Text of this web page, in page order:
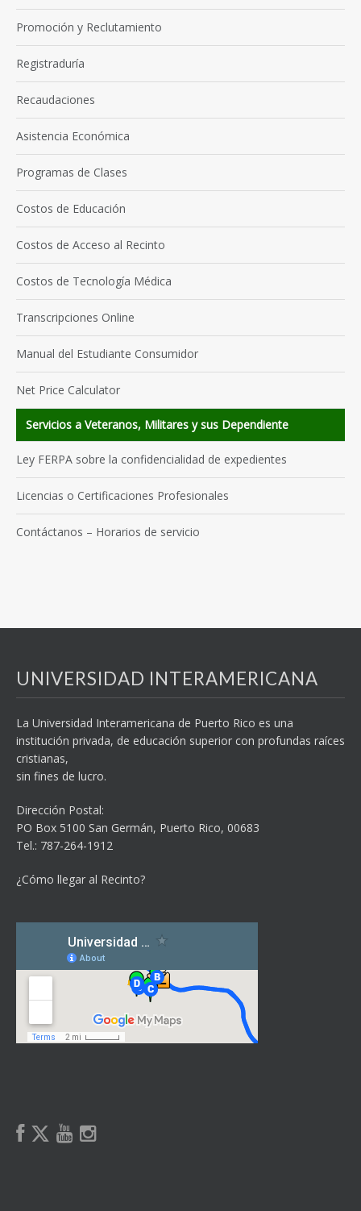
Promoción y Reclutamiento
Registraduría
Recaudaciones
Asistencia Económica
Programas de Clases
Costos de Educación
Costos de Acceso al Recinto
Costos de Tecnología Médica
Transcripciones Online
Manual del Estudiante Consumidor
Net Price Calculator
Servicios a Veteranos, Militares y sus Dependiente
Ley FERPA sobre la confidencialidad de expedientes
Licencias o Certificaciones Profesionales
Contáctanos – Horarios de servicio
UNIVERSIDAD INTERAMERICANA
La Universidad Interamericana de Puerto Rico es una
institución privada, de educación superior con profundas raíces
cristianas,
sin fines de lucro.
Dirección Postal:
PO Box 5100 San Germán, Puerto Rico, 00683
Tel.: 787-264-1912
¿Cómo llegar al Recinto?